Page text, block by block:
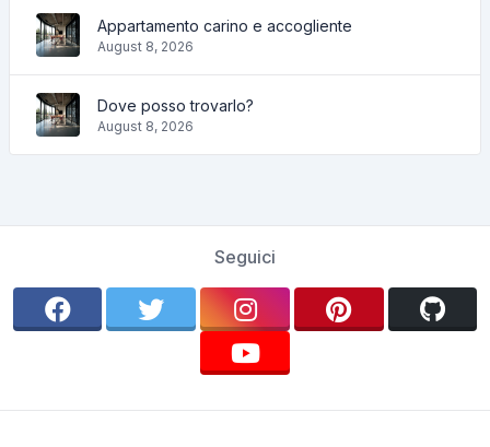
Appartamento carino e accogliente
August 8, 2026
Dove posso trovarlo?
August 8, 2026
Seguici